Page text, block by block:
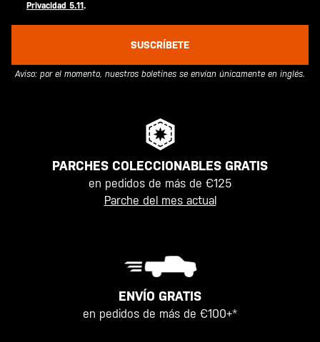
Privacidad 5.11.
SUSCRÍBETE
Aviso: por el momento, nuestros boletines se envían únicamente en inglés.
PARCHES COLECCIONABLES GRATIS
en pedidos de más de €125
Parche del mes actual
ENVÍO GRATIS
en pedidos de más de €100+*